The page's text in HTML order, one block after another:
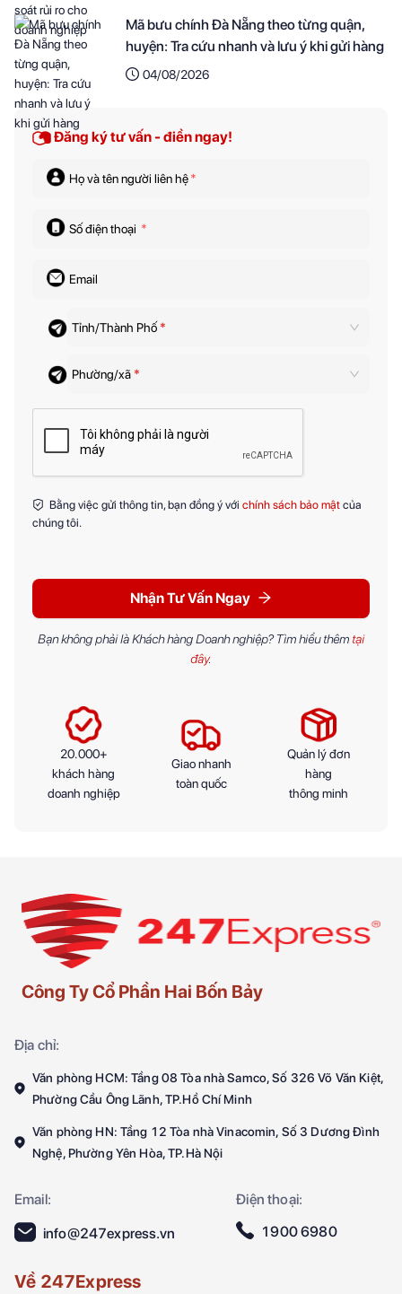
Mã bưu chính Đà Nẵng theo từng quận,
huyện: Tra cứu nhanh và lưu ý khi gửi hàng
04/08/2026
Đăng ký tư vấn - điền ngay!
Họ và tên người liên hệ*
Số điện thoại *
Email
Tỉnh/Thành Phố *
Phường/xã *
Bằng việc gửi thông tin, bạn đồng ý với chính sách bảo mật của
chúng tôi.
Nhận Tư Vấn Ngay
Bạn không phải là Khách hàng Doanh nghiệp? Tìm hiểu thêm tại
đây.
20.000+
khách hàng
doanh nghiệp
Giao nhanh
toàn quốc
Quản lý đơn
hàng
thông minh
Công Ty Cổ Phần Hai Bốn Bảy
Địa chỉ:
Văn phòng HCM: Tầng 08 Tòa nhà Samco, Số 326 Võ Văn Kiệt,
Phường Cầu Ông Lãnh, TP.Hồ Chí Minh
Văn phòng HN: Tầng 12 Tòa nhà Vinacomin, Số 3 Dương Đình
Nghệ, Phường Yên Hòa, TP.Hà Nội
Email:
Điện thoại:
info@247express.vn
1900 6980
Về 247Express